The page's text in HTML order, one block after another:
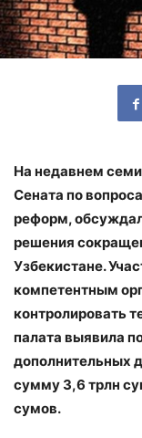
На недавнем
Сената по
реформ,
решения
Узбекистане.
компетентным
контролировать
палата выявила
дополнительных
сумму 3,6 трлн
сумов.